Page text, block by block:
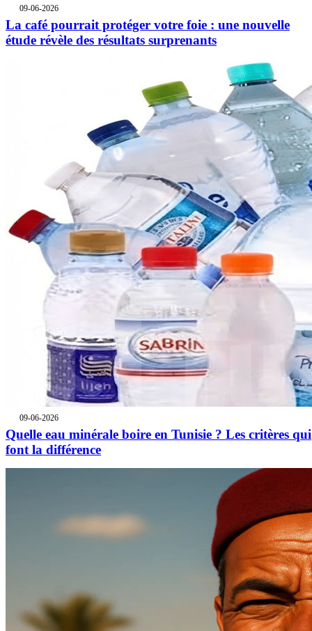
09-06-2026
La café pourrait protéger votre foie : une nouvelle
étude révèle des résultats surprenants
09-06-2026
Quelle eau minérale boire en Tunisie ? Les critères qui
font la différence